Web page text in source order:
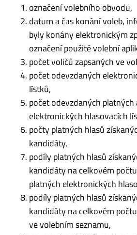
označení volebního obvodu,
datum a čas konání voleb,
byly konány elektronickým
označení použité volební
počet voličů zapsaných ve
počet odevzdaných
lístků,
počet odevzdaných platných
elektronických hlasovacích
počty platných hlasů
kandidáty,
podíly platných hlasů
kandidáty na celkovém
platných elektronických
podíly platných hlasů
kandidáty na celkovém
ve volebním seznamu,